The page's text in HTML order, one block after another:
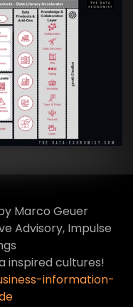
Die
Human
Marco Geuer
Advisory, Impulse
inspired cultures!
information-